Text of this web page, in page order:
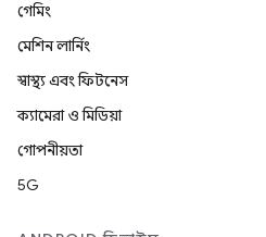
গেমিং
মেশিন লার্নিং
স্বাস্থ্য এবং ফিটনেস
ক্যামেরা ও মিডিয়া
গোপনীয়তা
5G